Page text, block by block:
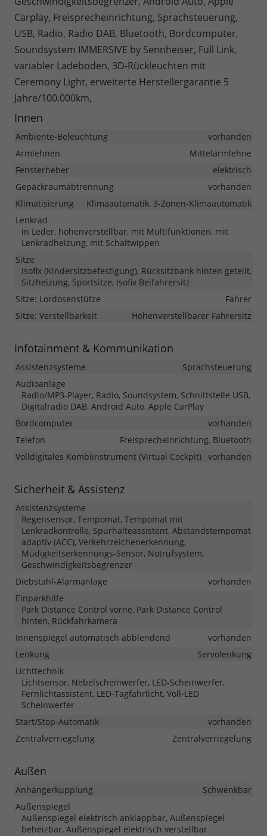
Carplay, Freisprecheinrichtung, Sprachsteuerung,
USB, Radio, Radio DAB, Bluetooth, Bordcomputer,
Soundsystem IMMERSIVE by Sennheiser, Full Link,
variabler Ladeboden, 3D-Rückleuchten mit
Ceremony Light, erweiterte Herstellergarantie 5
Jahre/100.000km,
Innen
Ambiente-Beleuchtung
vorhanden
Armlehnen
Mittelarmlehne
Fensterheber
elektrisch
Gepäckraumabtrennung
vorhanden
Klimatisierung
Klimaautomatik, 3-Zonen-Klimaautomatik
Lenkrad
in Leder, höhenverstellbar, mit Multifunktionen, mit
Lenkradheizung, mit Schaltwippen
Sitze
Isofix (Kindersitzbefestigung), Rücksitzbank hinten geteilt,
Sitzheizung, Sportsitze, Isofix Beifahrersitz
Sitze: Lordosenstütze
Fahrer
Sitze: Verstellbarkeit
Höhenverstellbarer Fahrersitz
Infotainment & Kommunikation
Assistenzsysteme
Sprachsteuerung
Audioanlage
Radio/MP3-Player, Radio, Soundsystem, Schnittstelle USB,
Digitalradio DAB, Android Auto, Apple CarPlay
Bordcomputer
vorhanden
Telefon
Freisprecheinrichtung, Bluetooth
Volldigitales Kombiinstrument (Virtual Cockpit) vorhanden
Sicherheit & Assistenz
Assistenzsysteme
Regensensor, Tempomat, Tempomat mit
Lenkradkontrolle, Spurhalteassistent, Abstandstempomat
adaptiv (ACC), Verkehrzeichenerkennung,
Müdigkeitserkennungs-Sensor, Notrufsystem,
Geschwindigkeitsbegrenzer
Diebstahl-Alarmanlage
vorhanden
Einparkhilfe
Park Distance Control vorne, Park Distance Control
hinten, Rückfahrkamera
Innenspiegel automatisch abblendend
vorhanden
Lenkung
Servolenkung
Lichttechnik
Lichtsensor, Nebelscheinwerfer, LED-Scheinwerfer,
Fernlichtassistent, LED-Tagfahrlicht, Voll-LED
Scheinwerfer
Start/Stop-Automatik
vorhanden
Zentralverriegelung
Zentralverriegelung
Außen
Anhängerkupplung
Schwenkbar
Außenspiegel
Außenspiegel elektrisch anklappbar, Außenspiegel
beheizbar, Außenspiegel elektrisch verstellbar